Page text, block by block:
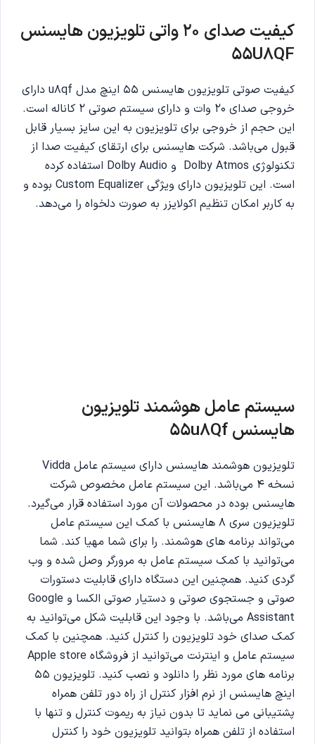
کیفیت صدای 20 واتی تلویزیون هایسنس
55U8QF
کیفیت صوتی تلویزیون هایسنس 55 اینچ مدل u8qf دارای
خروجی صدای 20 وات و دارای سیستم صوتی 2 کاناله است.
این حجم از خروجی برای تلویزیون به این سایز بسیار قابل
قبول می‌باشد. شرکت هایسنس برای ارتقای کیفیت صدا از
تکنولوژی Dolby Atmos و Dolby Audio استفاده کرده
است. این تلویزیون دارای ویژگی Custom Equalizer بوده و
به کاربر امکان تنظیم اکولایزر به صورت دلخواه را می‌دهد.
سیستم عامل هوشمند تلویزیون
هایسنس 55u8Qf
تلویزیون هوشمند هایسنس دارای سیستم عامل Vidda
نسخه 4 می‌باشد. این سیستم عامل مخصوص شرکت
هایسنس بوده در محصولات آن مورد استفاده قرار می‌گیرد.
تلویزیون سری 8 هایسنس با کمک این سیستم عامل
می‌تواند برنامه های هوشمند. را برای شما مهیا کند. شما
می‌توانید با کمک سیستم عامل به مرورگر وصل شده و وب
گردی کنید. همچنین این دستگاه دارای قابلیت دستورات
صوتی و جستجوی صوتی و دستیار صوتی الکسا و Google
Assistant می‌باشد. با وجود این قابلیت شکل می‌توانید به
کمک صدای خود تلویزیون را کنترل کنید. همچنین با کمک
برنامه های مورد نظر را دانلود و نصب کنید. تلویزیون 55
اینچ هایسنس از نرم افزار کنترل از راه دور تلفن همراه
پشتیبانی می نماید تا بدون نیاز به ریموت کنترل و تنها با
استفاده از تلفن همراه بتوانید تلویزیون خود را کنترل